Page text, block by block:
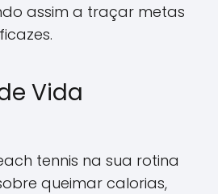
assim a traçar metas
Vida
tennis na sua rotina
queimar calorias,